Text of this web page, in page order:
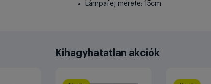
Lámpafej mérete: 15cm
Kihagyhatatlan akciók